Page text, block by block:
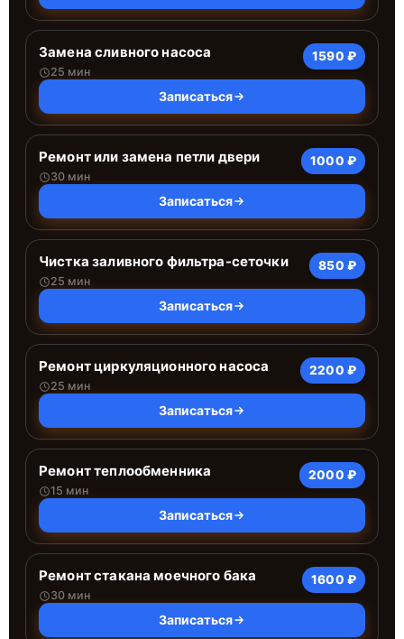
Замена сливного насоса
25 мин
1590 ₽
Записаться
Ремонт или замена петли двери
30 мин
1000 ₽
Записаться
Чистка заливного фильтра-сеточки
25 мин
850 ₽
Записаться
Ремонт циркуляционного насоса
25 мин
2200 ₽
Записаться
Ремонт теплообменника
15 мин
2000 ₽
Записаться
Ремонт стакана моечного бака
30 мин
1600 ₽
Записаться